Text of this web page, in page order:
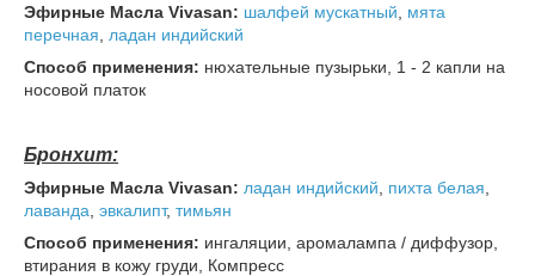
Эфирные Масла Vivasan: шалфей мускатный
мята
перечная
ладан индийский
Способ применения: нюхательные пузырьки, 1 - 2 капли на
носовой платок
Бронхит:
Эфирные Масла Vivasan: ладан индийский пихта белая
лаванда эвкалипт, тимьян
Способ применения: ингаляции, аромалампа / диффузор,
втирания в кожу груди, Компресс